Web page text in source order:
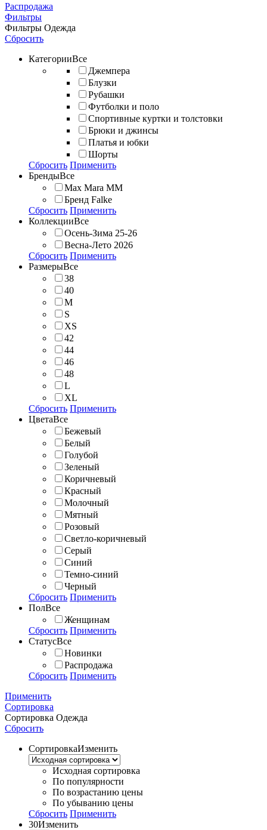
Распродажа
Фильтры
Фильтры Одежда
Сбросить
КатегорииВсе
Джемпера
Блузки
Рубашки
Футболки и поло
Спортивные куртки и толстовки
Брюки и джинсы
Платья и юбки
Шорты
Сбросить Применить
БрендыВсе
Max Mara MM
Бренд Falke
Сбросить Применить
КоллекцииВсе
Осень-Зима 25-26
Весна-Лето 2026
Сбросить Применить
РазмерыВсе
38
40
M
S
XS
42
44
46
48
L
XL
Сбросить Применить
ЦветаВсе
Бежевый
Белый
Голубой
Зеленый
Коричневый
Красный
Молочный
Мятный
Розовый
Светло-коричневый
Серый
Синий
Темно-синий
Черный
Сбросить Применить
ПолВсе
Женщинам
Сбросить Применить
СтатусВсе
Новинки
Распродажа
Сбросить Применить
Применить
Сортировка
Сортировка Одежда
Сбросить
СортировкаИзменить
Исходная сортировка
По популярности
По возрастанию цены
По убыванию цены
Сбросить Применить
30Изменить